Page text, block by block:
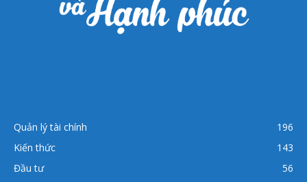
Quản lý tài chính
196
Kiến thức
143
Đầu tư
56